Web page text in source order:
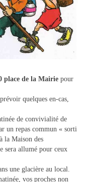
sur-
place de la Mairie pour
quelques en-cas,
de convivialité de
un repas commun « sorti
la Maison des
sera allumé pour ceux
une glacière au local.
vos proches non